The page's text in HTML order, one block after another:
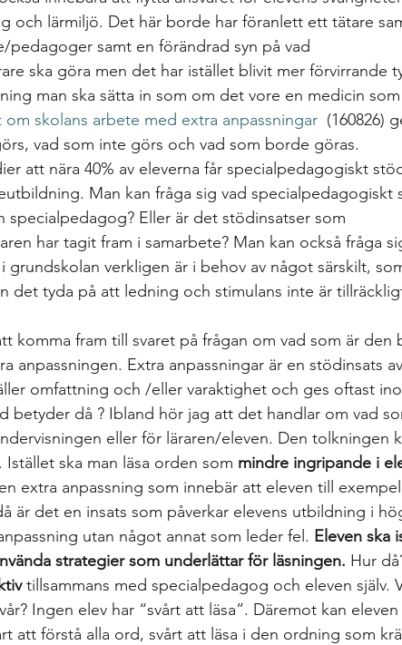
uppgifter The Agency for Special Needs and In
erfarenhet betygssättning Bok
och lärmiljö. Det här borde har föranlett ett tätare
pedagoger samt en förändrad syn på vad
ska göra men det har istället blivit mer förvirrande
man ska sätta in som om det vore en medicin
skolans arbete med extra anpassningar (160826)
vad som inte görs och vad som borde göras.
att nära 40% av eleverna får specialpedagogiskt
Man kan fråga sig vad specialpedagogiskt
specialpedagog? Eller är det stödinsatser som
har tagit fram i samarbete? Man kan också fråga
grundskolan verkligen är i behov av något särskilt,
det tyda på att ledning och stimulans inte är
komma fram till svaret på frågan om vad som är den
anpassningen. Extra anpassningar är en stödinsats av
omfattning och /eller varaktighet och ges oftast
betyder då ? Ibland hör jag att det handlar om vad
eller för läraren/eleven. Den tolkningen
ska man läsa orden som mindre ingripande i
extra anpassning som innebär att eleven till
är det en insats som påverkar elevens utbildning i
utan något annat som leder fel. Eleven ska
strategier som underlättar för läsningen. Hur
tillsammans med specialpedagog och eleven själv.
Ingen elev har “svårt att läsa”. Däremot kan eleven
att förstå alla ord, svårt att läsa i den ordning som